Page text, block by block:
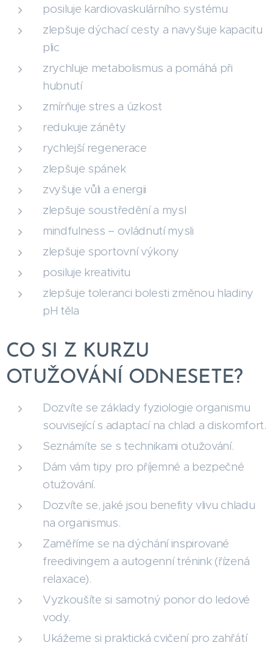
posiluje kardiovaskulárního systému
zlepšuje dýchací cesty a navyšuje kapacitu
plic
zrychluje metabolismus a pomáhá při
hubnutí
zmírňuje stres a úzkost
redukuje záněty
rychlejší regenerace
zlepšuje spánek
zvyšuje vůli a energii
zlepšuje soustředění a mysl
mindfulness – ovládnutí mysli
zlepšuje sportovní výkony
posiluje kreativitu
zlepšuje toleranci bolesti změnou hladiny
pH těla
CO SI Z KURZU
OTUŽOVÁNÍ ODNESETE?
Dozvíte se základy fyziologie organismu
související s adaptací na chlad a diskomfort.
Seznámíte se s technikami otužování.
Dám vám tipy pro příjemné a bezpečné
otužování.
Dozvíte se, jaké jsou benefity vlivu chladu
na organismus.
Zaměříme se na dýchání inspirované
freedivingem a autogenní trénink (řízená
relaxace).
Vyzkoušíte si samotný ponor do ledové
vody.
Ukážeme si praktická cvičení pro zahřátí